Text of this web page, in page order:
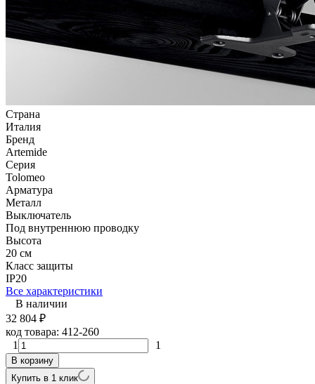
Страна
Италия
Бренд
Artemide
Серия
Tolomeo
Арматура
Металл
Выключатель
Под внутреннюю проводку
Высота
20 см
Класс защиты
IP20
Все характеристики
В наличии
32 804 ₽
код товара: 412-260
1
1
В корзину
Купить в 1 клик